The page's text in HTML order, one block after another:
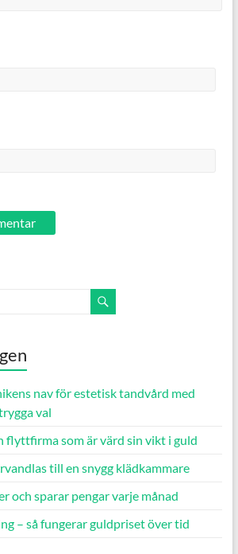
nav för estetisk tandvård med
val
flyttfirma som är värd sin vikt i guld
till en snygg klädkammare
och sparar pengar varje månad
– så fungerar guldpriset över tid